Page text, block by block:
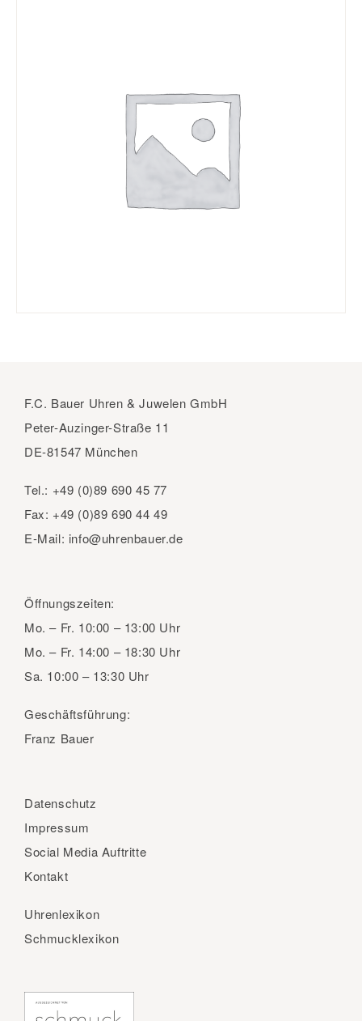
F.C. Bauer Uhren & Juwelen GmbH
Peter-Auzinger-Straße 11
DE-81547 München
Tel.: +49 (0)89 690 45 77
Fax: +49 (0)89 690 44 49
E-Mail: info@uhrenbauer.de
Öffnungszeiten:
Mo. – Fr. 10:00 – 13:00 Uhr
Mo. – Fr. 14:00 – 18:30 Uhr
Sa. 10:00 – 13:30 Uhr
Geschäftsführung:
Franz Bauer
Datenschutz
Impressum
Social Media Auftritte
Kontakt
Uhrenlexikon
Schmucklexikon